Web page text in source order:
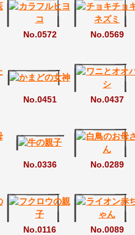
No.0572 No.0569
No.0451 No.0437
No.0336 No.0289
No.0116 No.0089